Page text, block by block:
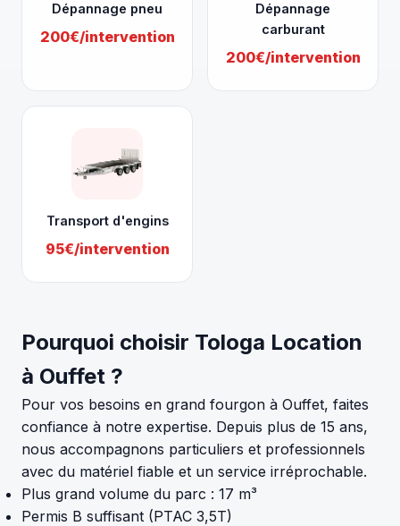
Dépannage pneu
200€/intervention
Dépannage
carburant
200€/intervention
Transport d'engins
95€/intervention
Pourquoi choisir Tologa Location
à Ouffet ?
Pour vos besoins en grand fourgon à Ouffet, faites
confiance à notre expertise. Depuis plus de 15 ans,
nous accompagnons particuliers et professionnels
avec du matériel fiable et un service irréprochable.
Plus grand volume du parc : 17 m³
Permis B suffisant (PTAC 3,5T)